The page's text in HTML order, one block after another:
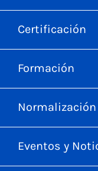
Certificación
Formación
Normalización
Eventos y